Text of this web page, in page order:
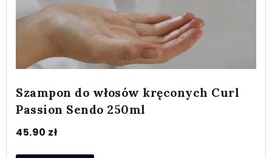
Szampon do włosów kręconych Curl
Passion Sendo 250ml
45.90 zł